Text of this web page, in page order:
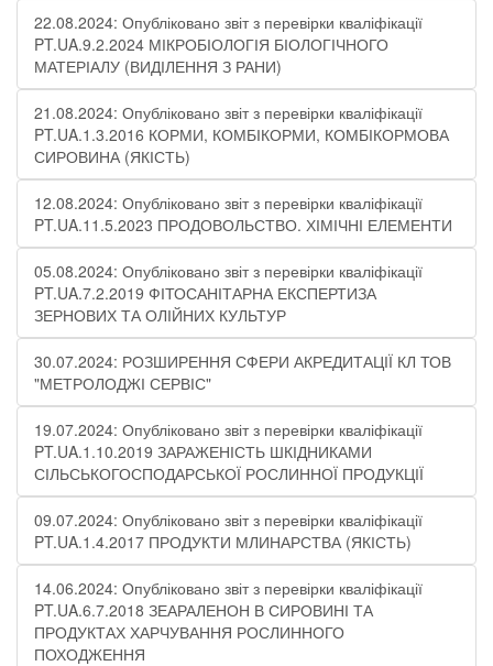
22.08.2024: Опубліковано звіт з перевірки кваліфікації
PT.UA.9.2.2024 МІКРОБІОЛОГІЯ БІОЛОГІЧНОГО
МАТЕРІАЛУ (ВИДІЛЕННЯ З РАНИ)
21.08.2024: Опубліковано звіт з перевірки кваліфікації
PT.UA.1.3.2016 КОРМИ, КОМБІКОРМИ, КОМБІКОРМОВА
СИРОВИНА (ЯКІСТЬ)
12.08.2024: Опубліковано звіт з перевірки кваліфікації
PT.UA.11.5.2023 ПРОДОВОЛЬСТВО. ХІМІЧНІ ЕЛЕМЕНТИ
05.08.2024: Опубліковано звіт з перевірки кваліфікації
PT.UA.7.2.2019 ФІТОСАНІТАРНА ЕКСПЕРТИЗА
ЗЕРНОВИХ ТА ОЛІЙНИХ КУЛЬТУР
30.07.2024: РОЗШИРЕННЯ СФЕРИ АКРЕДИТАЦІЇ КЛ ТОВ
"МЕТРОЛОДЖІ СЕРВІС"
19.07.2024: Опубліковано звіт з перевірки кваліфікації
PT.UA.1.10.2019 ЗАРАЖЕНІСТЬ ШКІДНИКАМИ
СІЛЬСЬКОГОСПОДАРСЬКОЇ РОСЛИННОЇ ПРОДУКЦІЇ
09.07.2024: Опубліковано звіт з перевірки кваліфікації
PT.UA.1.4.2017 ПРОДУКТИ МЛИНАРСТВА (ЯКІСТЬ)
14.06.2024: Опубліковано звіт з перевірки кваліфікації
PT.UA.6.7.2018 ЗЕАРАЛЕНОН В СИРОВИНІ ТА
ПРОДУКТАХ ХАРЧУВАННЯ РОСЛИННОГО
ПОХОДЖЕННЯ